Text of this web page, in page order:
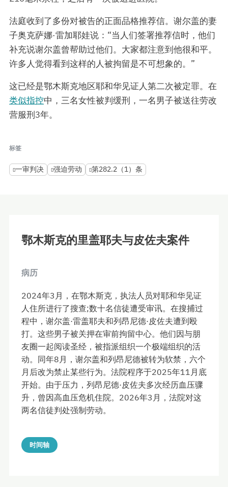
法庭收到了多份对被告的正面品格推荐信。谢尔盖的妻
子奥克萨娜·雷加耶娃说：“当人们签署推荐信时，他们
补充说谢尔盖曾帮助过他们。大家都注意到他很和平。
许多人觉得看到这样的人被拘留是不可想象的。”
这已经是鄂木斯克地区耶和华见证人第二次被定罪。在
类似指控中，三名女性被判缓刑，一名男子被送往劳改
营服刑3年。
标签
一审判决 强迫劳动 第282.2（1）条
鄂木斯克的里盖耶夫与皮佐夫案件
病历
2024年3月，在鄂木斯克，执法人员对耶和华见证
人住所进行了搜查;数十名信徒遭受审讯。在搜捕过
程中，谢尔盖·雷盖耶夫和列昂尼德·皮佐夫遭到殴
打。这些男子被关押在审前拘留中心。他们因与朋
友圈一起阅读圣经，被指派组织一个极端组织的活
动。同年8月，谢尔盖和列昂尼德被转为软禁，六个
月后改为禁止某些行为。法院程序于2025年11月底
开始。由于压力，列昂尼德·皮佐夫多次经历血压骤
升，曾因高血压危机住院。2026年3月，法院对这
两名信徒判处强制劳动。
时间轴